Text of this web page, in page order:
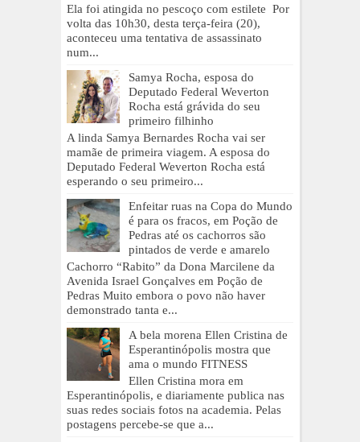
Ela foi atingida no pescoço com estilete Por
volta das 10h30, desta terça-feira (20),
aconteceu uma tentativa de assassinato
num...
Samya Rocha, esposa do
Deputado Federal Weverton
Rocha está grávida do seu
primeiro filhinho
A linda Samya Bernardes Rocha vai ser
mamãe de primeira viagem. A esposa do
Deputado Federal Weverton Rocha está
esperando o seu primeiro...
Enfeitar ruas na Copa do Mundo
é para os fracos, em Poção de
Pedras até os cachorros são
pintados de verde e amarelo
Cachorro “Rabito” da Dona Marcilene da
Avenida Israel Gonçalves em Poção de
Pedras Muito embora o povo não haver
demonstrado tanta e...
A bela morena Ellen Cristina de
Esperantinópolis mostra que
ama o mundo FITNESS
Ellen Cristina mora em
Esperantinópolis, e diariamente publica nas
suas redes sociais fotos na academia. Pelas
postagens percebe-se que a...